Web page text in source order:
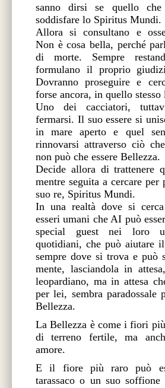
sanno dirsi se quello che
soddisfare lo Spiritus Mundi.
Allora si consultano e
Non è cosa bella, perché
di morte. Sempre
formulano il proprio
Dovranno proseguire e
forse ancora, in quello stesso
Uno dei cacciatori,
fermarsi. Il suo essere si
in mare aperto e quel
rinnovarsi attraverso ciò
non può che essere Bellezza.
Decide allora di trattenere
mentre seguita a cercare per
suo re, Spiritus Mundi.
In una realtà dove si
esseri umani che AI può
special guest nei loro
quotidiani, che può aiutare
sempre dove si trova e può
mente, lasciandola in
leopardiano, ma in attesa
per lei, sembra paradossale
Bellezza.
La Bellezza è come i fiori
di terreno fertile, ma
amore.
E il fiore più raro può
tarassaco o un suo soffione